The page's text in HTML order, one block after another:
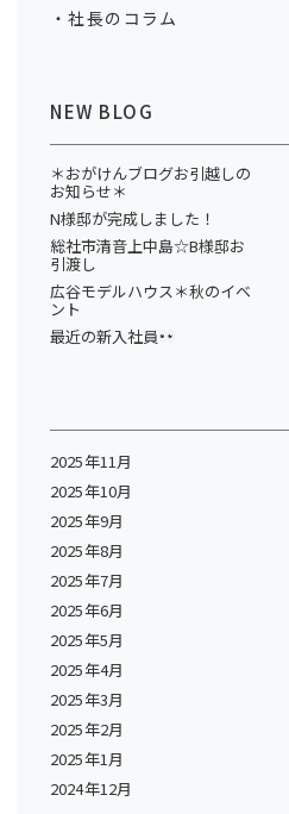
社長のコラム
NEW BLOG
＊おがけんブログお引越しの
お知らせ＊
N様邸が完成しました！
総社市清音上中島☆B様邸お
引渡し
広谷モデルハウス＊秋のイベ
ント
最近の新入社員
2025年11月
2025年10月
2025年9月
2025年8月
2025年7月
2025年6月
2025年5月
2025年4月
2025年3月
2025年2月
2025年1月
2024年12月